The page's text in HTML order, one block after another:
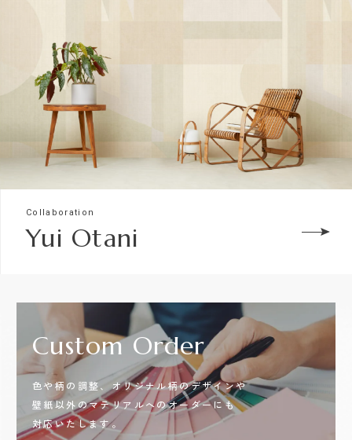
Collaboration
Yui Otani
CustomOrder
色や柄の調整、オリジナル柄のデザインや
壁紙以外のマテリアルへのオーダーにも
対応いたします。